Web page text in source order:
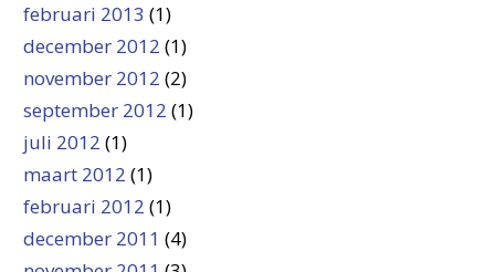
februari 2013 (1)
december 2012 (1)
november 2012 (2)
september 2012 (1)
juli 2012 (1)
maart 2012 (1)
februari 2012 (1)
december 2011 (4)